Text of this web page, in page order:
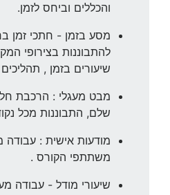
והכללים וביחס לזמן.
מסע בזמן - חתכי זמן
להתבוננות בצירופי
שיעורים בזמן , תהליכים
מבט מעגלי : הרכבת
שלם, התבוננות מכל
מודעות אישית :
משתתפי הקורס .